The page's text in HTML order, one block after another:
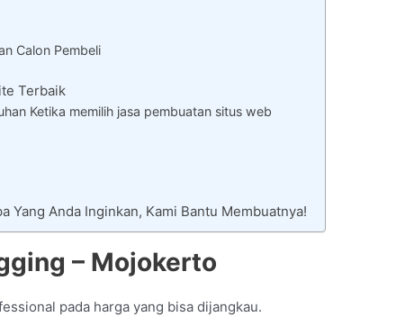
Calon Pembeli
Terbaik
Ketika memilih jasa pembuatan situs web
Yang Anda Inginkan, Kami Bantu Membuatnya!
– Mojokerto
pada harga yang bisa dijangkau.